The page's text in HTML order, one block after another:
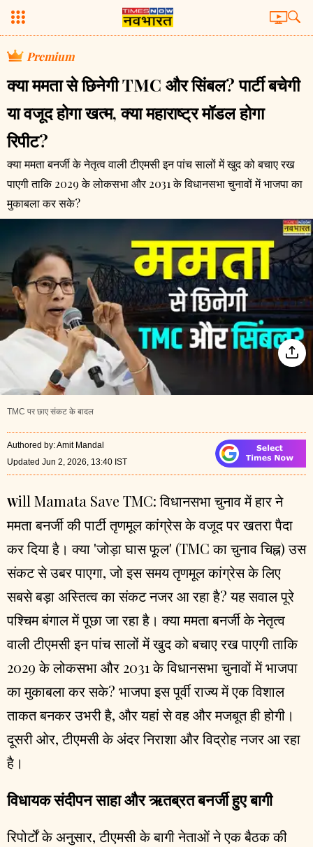
Premium
क्या ममता से छिनेगी TMC और सिंबल? पार्टी बचेगी
या वजूद होगा खत्म, क्या महाराष्ट्र मॉडल होगा
रिपीट?
क्या ममता बनर्जी के नेतृत्व वाली टीएमसी इन पांच सालों में खुद को बचाए रख
पाएगी ताकि 2029 के लोकसभा और 2031 के विधानसभा चुनावों में भाजपा का
मुकाबला कर सके?
TMC पर छाए संकट के बादल
Authored by:Amit Mandal
Updated Jun 2, 2026, 13:40 IST
Will Mamata Save TMC:विधानसभा चुनाव में हार ने
ममता बनर्जी की पार्टी तृणमूल कांग्रेस के वजूद पर खतरा पैदा
कर दिया है। क्या 'जोड़ा घास फूल' (TMC का चुनाव चिह्न) उस
संकट से उबर पाएगा, जो इस समय तृणमूल कांग्रेस के लिए
सबसे बड़ा अस्तित्व का संकट नजर आ रहा है? यह सवाल पूरे
पश्चिम बंगाल में पूछा जा रहा है। क्या ममता बनर्जी के नेतृत्व
वाली टीएमसी इन पांच सालों में खुद को बचाए रख पाएगी ताकि
2029 के लोकसभा और 2031 के विधानसभा चुनावों में भाजपा
का मुकाबला कर सके? भाजपा इस पूर्वी राज्य में एक विशाल
ताकत बनकर उभरी है, और यहां से वह और मजबूत ही होगी।
दूसरी ओर, टीएमसी के अंदर निराशा और विद्रोह नजर आ रहा
है।
विधायक संदीपन साहा और ऋतब्रत बनर्जी हुए बागी
रिपोर्टों के अनुसार, टीएमसी के बागी नेताओं ने एक बैठक की